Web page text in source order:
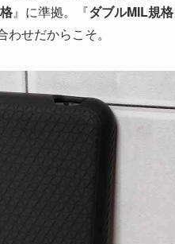
』に準拠。『ダブルMIL規格
わせだからこそ。